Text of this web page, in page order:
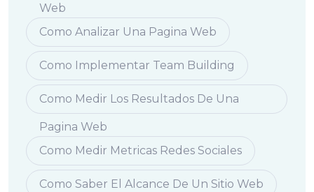
Web
Como Analizar Una Pagina Web
Como Implementar Team Building
Como Medir Los Resultados De Una
Pagina Web
Como Medir Metricas Redes Sociales
Como Saber El Alcance De Un Sitio Web